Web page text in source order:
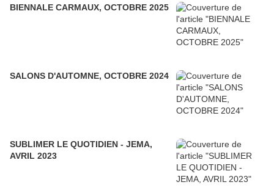
BIENNALE CARMAUX, OCTOBRE 2025
SALONS D'AUTOMNE, OCTOBRE 2024
SUBLIMER LE QUOTIDIEN - JEMA,
AVRIL 2023